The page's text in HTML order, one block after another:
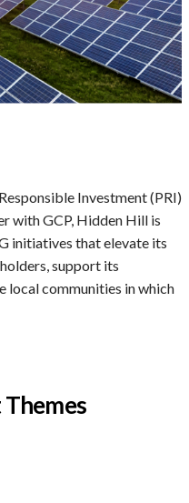
Investment (PRI)
with GCP, Hidden Hill is
initiatives that elevate its
support its
local communities in which